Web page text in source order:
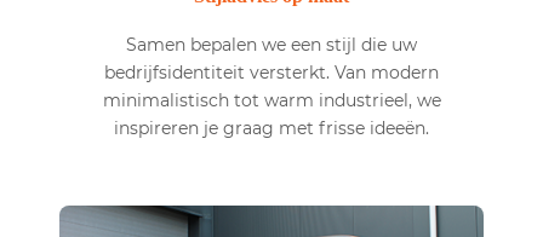
Samen bepalen we een stijl die uw
bedrijfsidentiteit versterkt. Van modern
minimalistisch tot warm industrieel, we
inspireren je graag met frisse ideeën.